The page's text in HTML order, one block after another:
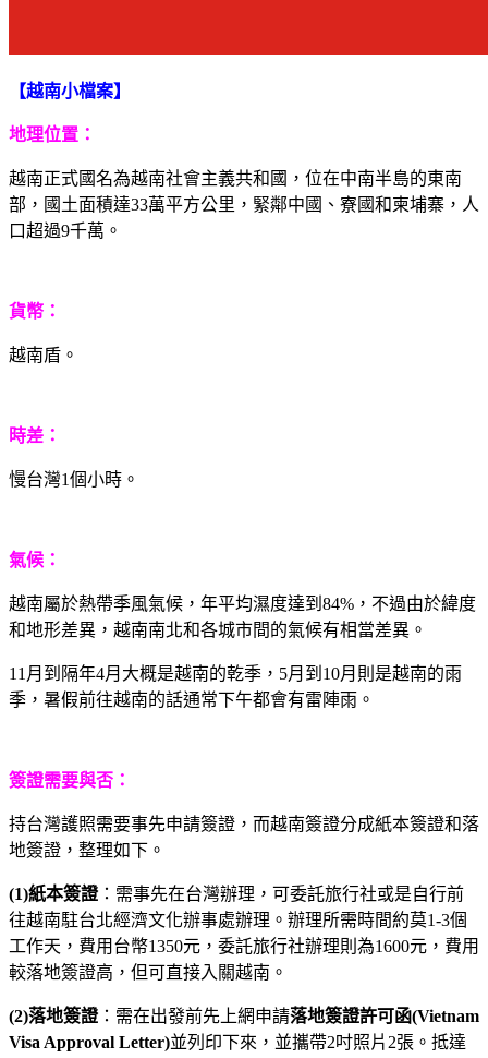
【越南小檔案】
地理位置：
越南正式國名為越南社會主義共和國，位在中南半島的東南
部，國土面積達33萬平方公里，緊鄰中國、寮國和柬埔寨，人
口超過9千萬。
貨幣：
越南盾。
時差：
慢台灣1個小時。
氣候：
越南屬於熱帶季風氣候，年平均濕度達到84%，不過由於緯度
和地形差異，越南南北和各城市間的氣候有相當差異。
11月到隔年4月大概是越南的乾季，5月到10月則是越南的雨
季，暑假前往越南的話通常下午都會有雷陣雨。
簽證需要與否：
持台灣護照需要事先申請簽證，而越南簽證分成紙本簽證和落
地簽證，整理如下。
(1)紙本簽證：需事先在台灣辦理，可委託旅行社或是自行前
往越南駐台北經濟文化辦事處辦理。辦理所需時間約莫1-3個
工作天，費用台幣1350元，委託旅行社辦理則為1600元，費用
較落地簽證高，但可直接入關越南。
(2)落地簽證：需在出發前先上網申請落地簽證許可函(Vietnam
Visa Approval Letter)並列印下來，並攜帶2吋照片2張。抵達